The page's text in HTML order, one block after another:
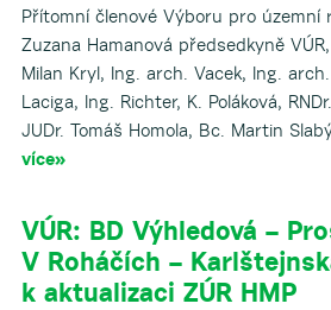
Přítomní členové Výboru pro územní
Zuzana Hamanová předsedkyně
Milan Kryl, Ing. arch. Vacek, Ing.
Laciga, Ing. Richter, K. Poláková,
JUDr. Tomáš Homola, Bc. Martin
více»
VÚR: BD Výhledová –
V Roháčích –
k aktualizaci ZÚR HMP